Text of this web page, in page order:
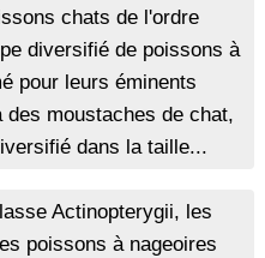
chats de l'ordre
diversifié de poissons à
pour leurs éminents
moustaches de chat,
dans la taille...
Actinopterygii, les
poissons à nageoires